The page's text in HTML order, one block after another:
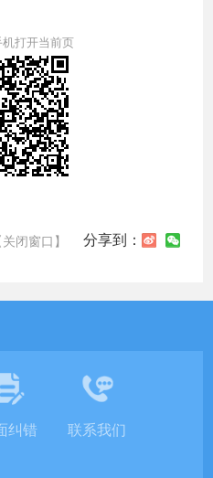
打开当前页
关闭窗口】 分享到：
纠错 联系我们